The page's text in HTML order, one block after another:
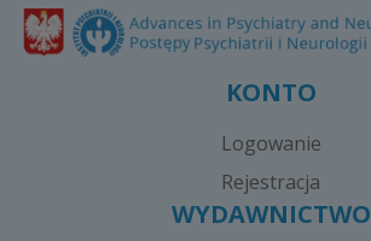
KONTO
Logowanie
Rejestracja
WYDAWNICTWO